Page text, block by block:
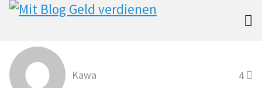

Kawa 4